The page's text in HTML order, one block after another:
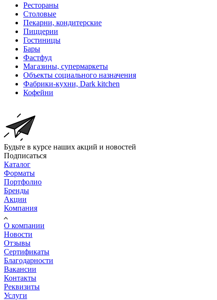
Рестораны
Столовые
Пекарни, кондитерские
Пиццерии
Гостиницы
Бары
Фастфуд
Магазины, супермаркеты
Объекты социального назначения
Фабрики-кухни, Dark kitchen
Кофейни
Будьте в курсе наших акций и новостей
Подписаться
Каталог
Форматы
Портфолио
Бренды
Акции
Компания
О компании
Новости
Отзывы
Сертификаты
Благодарности
Вакансии
Контакты
Реквизиты
Услуги